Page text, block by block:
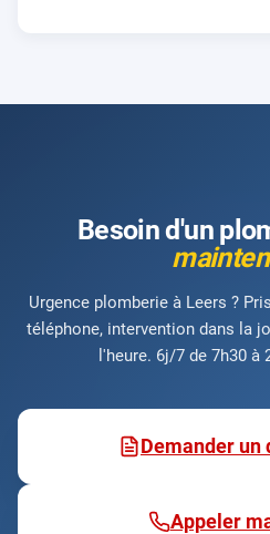
Besoin d'un
Urgence plomberie à Leers ?
téléphone, intervention dans la
l'heure. 6j/7 de 7h30 à
Demander un
Appeler